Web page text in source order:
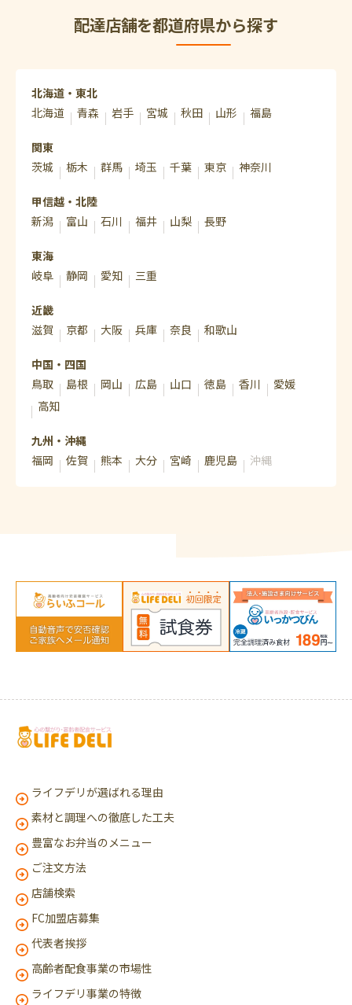
配達店舗を都道府県から探す
北海道・東北
北海道
青森 岩手 宮城 秋田 山形 福島
関東
茨城
栃木 群馬 埼玉 千葉 東京 神奈川
甲信越・北陸
新潟
富山 石川 福井 山梨 長野
東海
岐阜
静岡 愛知 三重
近畿
滋賀
京都 大阪 兵庫 奈良 和歌山
中国・四国
鳥取
島根 岡山 広島 山口 徳島 香川
愛媛
高知
九州・沖縄
福岡
佐賀 熊本 大分 宮崎 鹿児島 沖縄
ライフデリが選ばれる理由
素材と調理への徹底した工夫
豊富なお弁当のメニュー
ご注文方法
店舗検索
FC加盟店募集
代表者挨拶
高齢者配食事業の市場性
ライフデリ事業の特徴